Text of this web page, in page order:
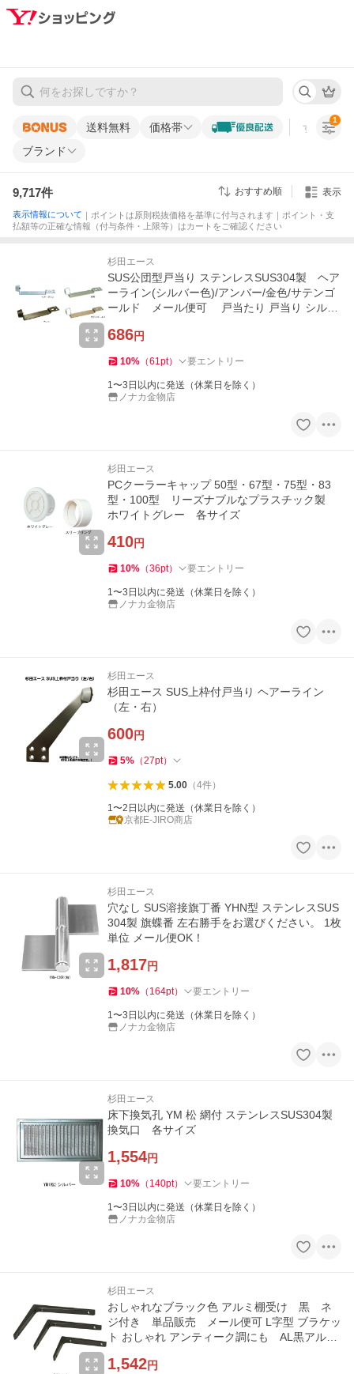
送料無料 価格帯 すべての条
ブランド
1
9,717件 おすすめ順 表示
表示情報について ｜ポイントは原則税抜価格を基準に付与されます｜ポイント・支
払額等の正確な情報（付与条件・上限等）はカートをご確認ください
杉田エース
SUS公団型戸当り ステンレスSUS304製 ヘア
ーライン(シルバー色)/アンバー/金色/サテンゴ
ールド メール便可 戸当たり 戸当り シルバ
686円
10% （61pt） 要エントリー
1〜3日以内に発送（休業日を除く）
ノナカ金物店
杉田エース
PCクーラーキャップ 50型・67型・75型・83
型・100型 リーズナブルなプラスチック製
ホワイトグレー 各サイズ
410円
10% （36pt） 要エントリー
1〜3日以内に発送（休業日を除く）
ノナカ金物店
杉田エース
杉田エース SUS上枠付戸当り ヘアーライン
（左・右）
600円
5% （27pt）
5.00（4件）
1〜2日以内に発送（休業日を除く）
京都E-JIRO商店
杉田エース
穴なし SUS溶接旗丁番 YHN型 ステンレスSUS
304製 旗蝶番 左右勝手をお選びください。 1枚
単位 メール便OK！
1,817円
10% （ 164pt） 要エントリー
1〜3日以内に発送（休業日を除く）
ノナカ金物店
杉田エース
床下換気孔 YM 松 網付 ステンレスSUS304製
換気口 各サイズ
1,554円
10% （ 140pt） 要エントリー
1〜3日以内に発送（休業日を除く）
ノナカ金物店
杉田エース
おしゃれなブラック色 アルミ棚受け 黒 ネ
ジ付き 単品販売 メール便可 L字型 ブラケッ
ト おしゃれ アンティーク調にも AL黒アルミ
1,542円